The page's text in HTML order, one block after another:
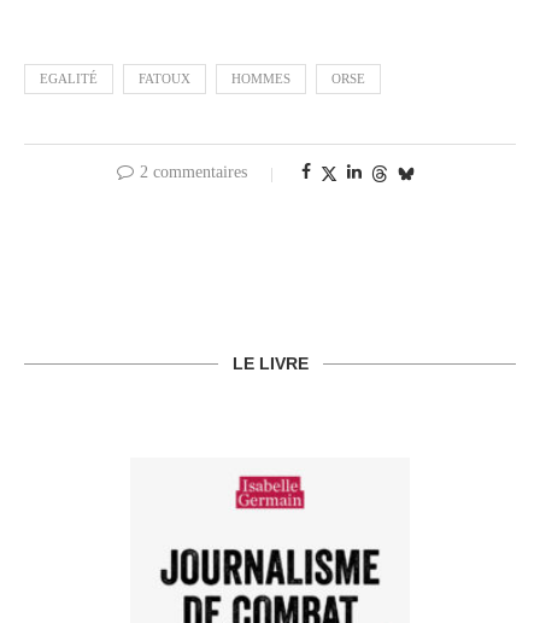
EGALITÉ FATOUX HOMMES ORSE
2 commentaires
LE LIVRE